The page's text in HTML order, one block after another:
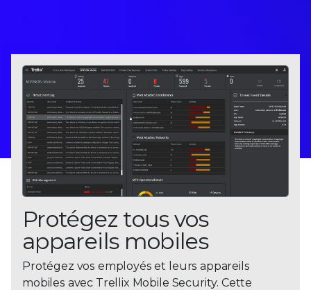
Protégez tous vos
appareils mobiles
Protégez vos employés et leurs appareils
mobiles avec Trellix Mobile Security. Cette